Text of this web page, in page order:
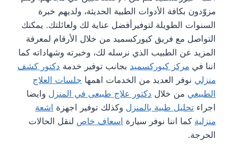
مزوّدون بكافة الأدوات الطبية الحديثة، ولديهم خبرة
السنوات الطويلة لتوفيرأفضل عناية لك ولعائلتك. يمكنك
التواصل مع فريق كيوركسميد من خلال الأرقام لمعرفة
المزيد عن الطبيب الذي نرسله لك، وخبرته وشهاداته كما
اننا في مركز كيوركسميد بجانب توفير خدمة دكتور كشف
منزلي نوفر العديد من الخدمات اهمها جلسات العلاج
الطبيعي من خلال دكتور علاج طبيعى في المنزل وايضا
اجراء تحليل طبية بالمنزل وكذلك توفير اجهزة اشعة
منزلية كما اننا نوفر سيارة اسعاف خاص لنقل الحالات
الحرجة.